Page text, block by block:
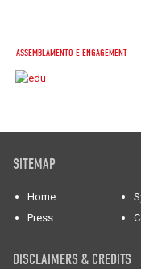
ASSEMBLAMENTO E ENGAGEMENT
SITEMAP
Home
Press
DISCLAIMERS & CREDITS